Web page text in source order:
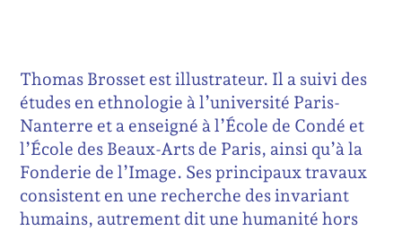
Thomas Brosset est illustrateur. Il a suivi des
études en ethnologie à l’université Paris-
Nanterre et a enseigné à l’École de Condé et
l’École des Beaux-Arts de Paris, ainsi qu’à la
Fonderie de l’Image. Ses principaux travaux
consistent en une recherche des invariant
humains, autrement dit une humanité hors